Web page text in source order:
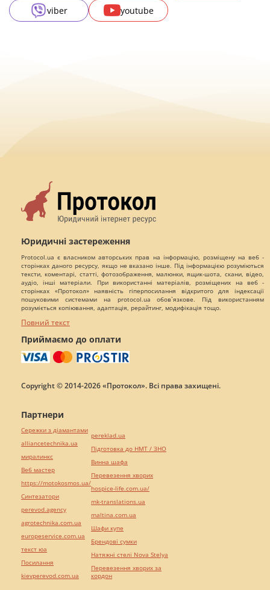
viber
youtube
Юридичні застереження
Protocol.ua є власником авторських прав на інформацію, розміщену на веб -
сторінках даного ресурсу, якщо не вказано інше. Під інформацією розуміються
тексти, коментарі, статті, фотозображення, малюнки, ящик-шота, скани, відео,
аудіо, інші матеріали. При використанні матеріалів, розміщених на веб -
сторінках «Протокол» наявність гіперпосилання відкритого для індексації
пошуковими системами на protocol.ua обов`язкове. Під використанням
розуміється копіювання, адаптація, рерайтинг, модифікація тощо.
Повний текст
Приймаємо до оплати
Copyright © 2014-2026 «Протокол». Всі права захищені.
Партнери
Сережки з діамантами
alliancetechnika.ua
миралинкс
Веб мастер
https://motokosmos.ua/
Синтезатори
perevod.agency
agrotechnika.com.ua
europeservice.com.ua
текст юа
Посилання
kievperevod.com.ua
pereklad.ua
Підготовка до НМТ / ЗНО
Винна шафа
Перевезення хворих
hospice-life.com.ua/
mk-translations.ua
maltina.com.ua
Шафи купе
Брендові сумки
Натяжні стелі Nova Stelya
Перевезення хворих за
кордон